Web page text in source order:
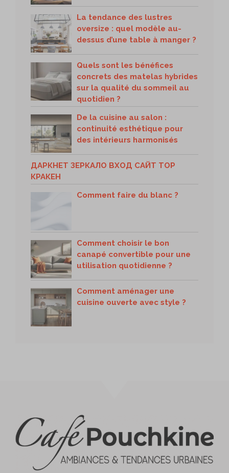
La tendance des lustres
oversize : quel modèle au-
dessus d’une table à manger ?
Quels sont les bénéfices
concrets des matelas hybrides
sur la qualité du sommeil au
quotidien ?
De la cuisine au salon :
continuité esthétique pour
des intérieurs harmonisés
ДАРКНЕТ ЗЕРКАЛО ВХОД САЙТ ТОР
КРАКЕН
Comment faire du blanc ?
Comment choisir le bon
canapé convertible pour une
utilisation quotidienne ?
Comment aménager une
cuisine ouverte avec style ?